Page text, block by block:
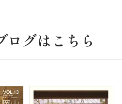
ログはこちら